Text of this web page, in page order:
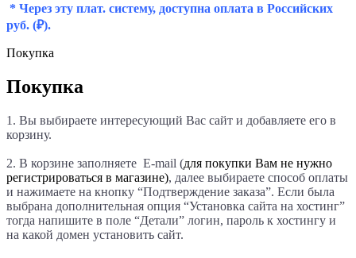
* Через эту плат. систему, доступна оплата в Российских
руб. (₽).
Покупка
Покупка
1. Вы выбираете интересующий Вас сайт и добавляете его в
корзину.
2. В корзине заполняете E-mail (для покупки Вам не нужно
регистрироваться в магазине), далее выбираете способ оплаты
и нажимаете на кнопку “Подтверждение заказа”. Если была
выбрана дополнительная опция “Установка сайта на хостинг”
тогда напишите в поле “Детали” логин, пароль к хостингу и
на какой домен установить сайт.